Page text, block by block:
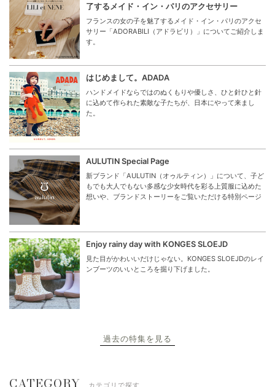
了するメイド・イン・パリのアクセサリー
フランスの女の子を魅了するメイド・イン・パリのアクセ
サリー「ADORABILI（アドラビリ）」についてご紹介しま
す。
はじめまして。ADADA
ハンドメイドならではのぬくもりや優しさ、ひと針ひと針
に込めて作られた素敵な子たちが、日本にやって来まし
た。
AULUTIN Special Page
新ブランド「AULUTIN（オゥルティン）」について、子ど
もでも大人でもない多感な少女時代を彩る上質服に込めた
想いや、ブランドストーリーをご覧いただける特別ページ
Enjoy rainy day with KONGES SLOEJD
見た目がかわいいだけじゃない。KONGES SLOEJDのレイ
ンブーツのいいところを掘り下げました。
過去の特集を見る
カテゴリで探す